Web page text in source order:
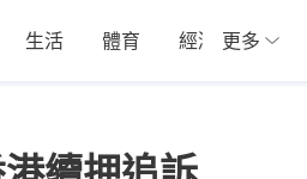
生活 體育 經濟 01深圳
更多